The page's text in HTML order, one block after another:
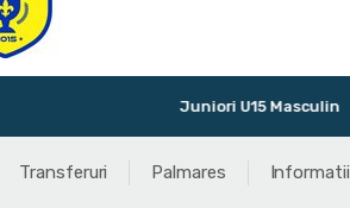
Juniori U15 Masculin
Transferuri Palmares Informatii